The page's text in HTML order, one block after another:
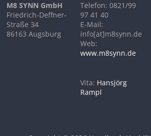
M8 SYNN GmbH
Friedrich-Deffner-
Straße 34
86163 Augsburg
Telefon: 0821/99
97 41 40
E-Mail:
info[at]m8synn.de
Web:
www.m8synn.de
Vita: Hansjörg
Rampl